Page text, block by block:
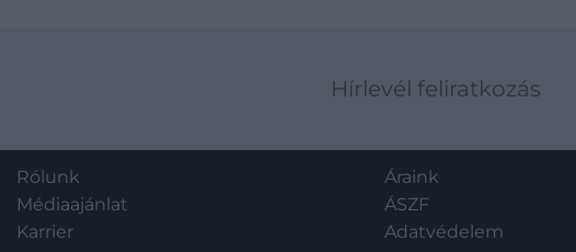
Hírlevél feliratkozás
Rólunk
Médiaajánlat
Karrier
Áraink
ÁSZF
Adatvédelem